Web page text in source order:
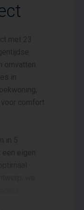
met 23
omvatten
in
comfort
in 5
eigen